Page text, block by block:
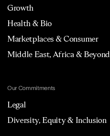
Growth
Health & Bio
Marketplaces & Consumer
Middle East, Africa & Beyond
Our Commitments
Legal
Diversity, Equity & Inclusion